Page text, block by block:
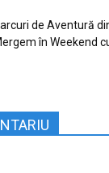
de Aventură
în Weekend